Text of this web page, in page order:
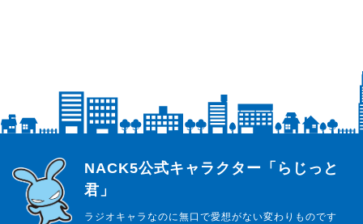
らじっと君
NACK5公式キャラクター「らじっと
君」
ラジオキャラなのに無口で愛想がない変わりものです